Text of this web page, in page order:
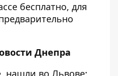
бесплатно, для
Днепра